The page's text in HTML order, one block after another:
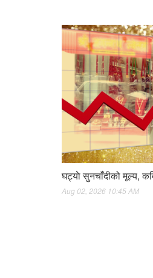
घट्याे सुनचाँदीको मूल्य,
Aug 02, 2026 10:45 AM